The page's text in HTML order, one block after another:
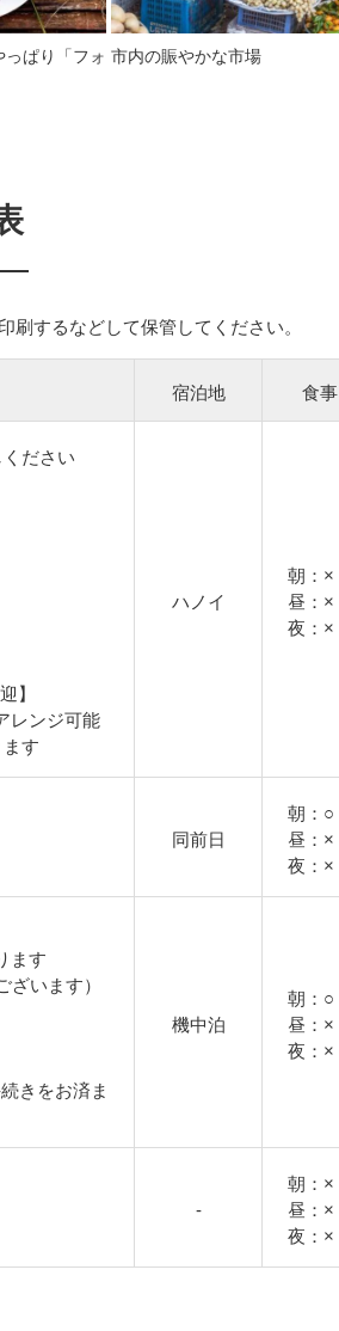
ぱり「フォ 市内の賑やかな市場
刷するなどして保管してください。
宿泊地 食事
ださい
】
レンジ可能
す
ハノイ
朝：×
昼：×
夜：×
同前日
朝：○
昼：×
夜：×
ます
ざいます）
きをお済ま
機中泊
朝：○
昼：×
夜：×
-
朝：×
昼：×
夜：×